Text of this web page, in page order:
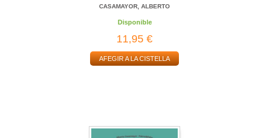
CASAMAYOR, ALBERTO
Disponible
11,95 €
AFEGIR A LA CISTELLA